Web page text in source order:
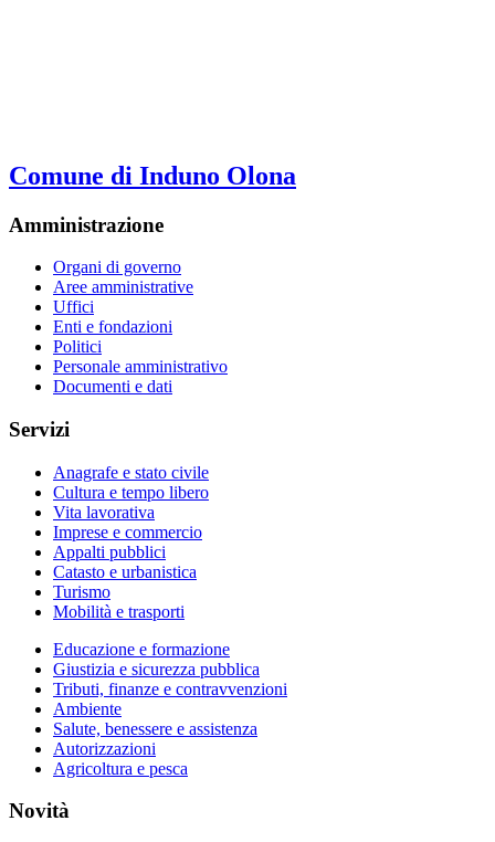
Comune di Induno Olona
Amministrazione
Organi di governo
Aree amministrative
Uffici
Enti e fondazioni
Politici
Personale amministrativo
Documenti e dati
Servizi
Anagrafe e stato civile
Cultura e tempo libero
Vita lavorativa
Imprese e commercio
Appalti pubblici
Catasto e urbanistica
Turismo
Mobilità e trasporti
Educazione e formazione
Giustizia e sicurezza pubblica
Tributi, finanze e contravvenzioni
Ambiente
Salute, benessere e assistenza
Autorizzazioni
Agricoltura e pesca
Novità